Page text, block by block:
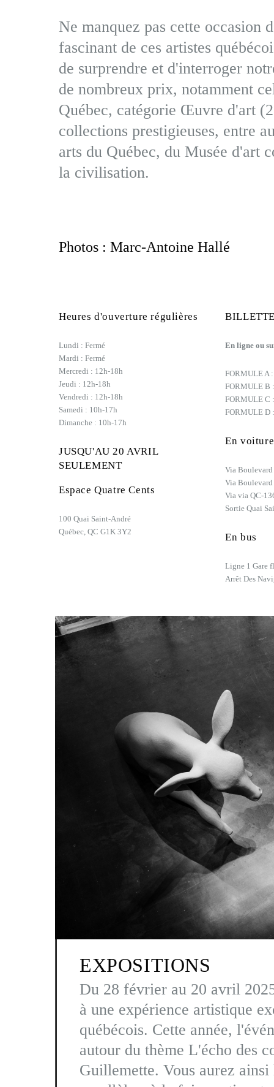
Ne manquez pas cette
fascinant de ces artistes
de surprendre et d'interroger
de nombreux prix, notamment
Québec, catégorie Œuvre d'art
collections prestigieuses, entre
arts du Québec, du Musée d'art
la civilisation.
Photos : Marc-Antoine Hallé
Heures d'ouverture régulières
Lundi : Fermé
Mardi : Fermé
Mercredi : 12h-18h
Jeudi : 12h-18h
Vendredi : 12h-18h
Samedi : 10h-17h
Dimanche : 10h-17h
JUSQU'AU 20 AVRIL
SEULEMENT
Espace Quatre Cents
100 Quai Saint-André
Québec, QC G1K 3Y2
En ligne ou
FORMULE A
FORMULE B
FORMULE C
FORMULE D
En voiture
Via Boulevard
Via Boulevard
Via via QC-
Sortie Quai
En bus
Ligne 1 Gare
Arrêt Des
EXPOSITIONS
Du 28 février au 20 avril
à une expérience artistique
québécois. Cette année,
autour du thème L'écho des
Guillemette. Vous aurez